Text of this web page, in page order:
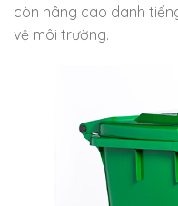
còn nâng cao danh
vệ môi trường.